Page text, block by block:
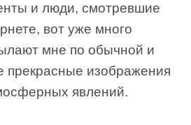
и люди, смотревшие
вот уже много
мне по обычной и
прекрасные изображения
явлений.